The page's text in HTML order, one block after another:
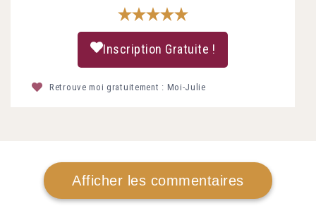
Inscription Gratuite !
Retrouve moi gratuitement : Moi-Julie
Afficher les commentaires